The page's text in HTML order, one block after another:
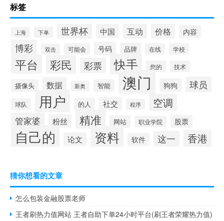
标签
上海 下单 世界杯 中国 互动 价格 内容
博彩 双击 可能会 号码 品牌 在线 学校
平台 彩民 彩票 快手 您的 技术
摄像头 数据 新奥 智能 澳门 狗狗 球员
球队 用户 的人 社交 程序 空调
管家婆 粉丝 精准 网站 职业学院 股票
自己的 论文 资料 软件 这一 香港
猜你想看的文章
怎么包装金融股票老师
王者刷热力值网站 王者自助下单24小时平台(刷王者荣耀热力值)